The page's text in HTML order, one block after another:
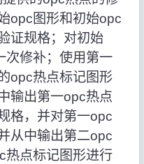
opc图形和初始opc
证规格；对初始
次修补；使用第一
opc热点标记图形
输出第一opc热点
格，并对第一opc
从中输出第二opc
热点标记图形进行